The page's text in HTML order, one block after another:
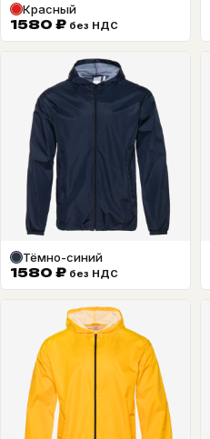
Красный
1580 ₽ без НДС
Тёмно-синий
1580 ₽ без НДС